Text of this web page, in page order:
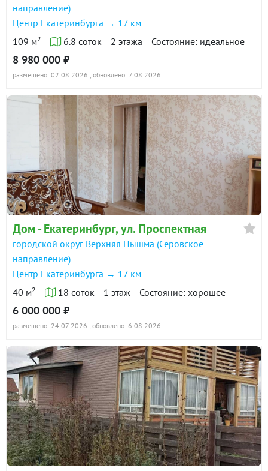
направление)
Центр Екатеринбурга → 17 км
109 м2 6.8 соток 2 этажа Состояние: идеальное
8 980 000 ₽
размещено: 02.08.2026 , обновлено: 7.08.2026
Дом - Екатеринбург, ул. Проспектная
городской округ Верхняя Пышма (Серовское
направление)
Центр Екатеринбурга → 17 км
40 м2 18 соток 1 этаж Состояние: хорошее
6 000 000 ₽
размещено: 24.07.2026 , обновлено: 6.08.2026